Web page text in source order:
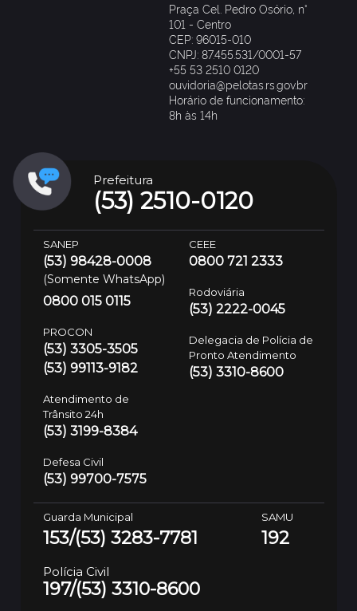
Praça Cel. Pedro Osório, n°
101 - Centro
CEP: 96015-010
CNPJ: 87.455.531/0001-57
+55 53 2510 0120
ouvidoria@pelotas.rs.gov.br
Horário de funcionamento:
8h às 14h
Prefeitura
(53) 2510-0120
SANEP
(53) 98428-0008
(Somente WhatsApp)
0800 015 0115
PROCON
(53) 3305-3505
(53) 99113-9182
Atendimento de
Trânsito 24h
(53) 3199-8384
Defesa Civil
(53) 99700-7575
CEEE
0800 721 2333
Rodoviária
(53) 2222-0045
Delegacia de Polícia de
Pronto Atendimento
(53) 3310-8600
Guarda Municipal
153/(53) 3283-7781
SAMU
192
Polícia Civil
197/(53) 3310-8600